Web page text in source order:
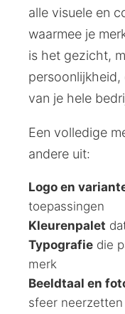
alle visuele en
waarmee je
is het gezicht,
persoonlijkheid,
van je hele
Een volledige
andere uit:
Logo en
toepassingen
Kleurenpalet
Typografie die
merk
Beeldtaal en
sfeer neerzetten